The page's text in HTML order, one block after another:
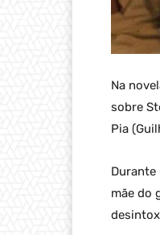
Na
sobre
Pia
Durante
mãe do